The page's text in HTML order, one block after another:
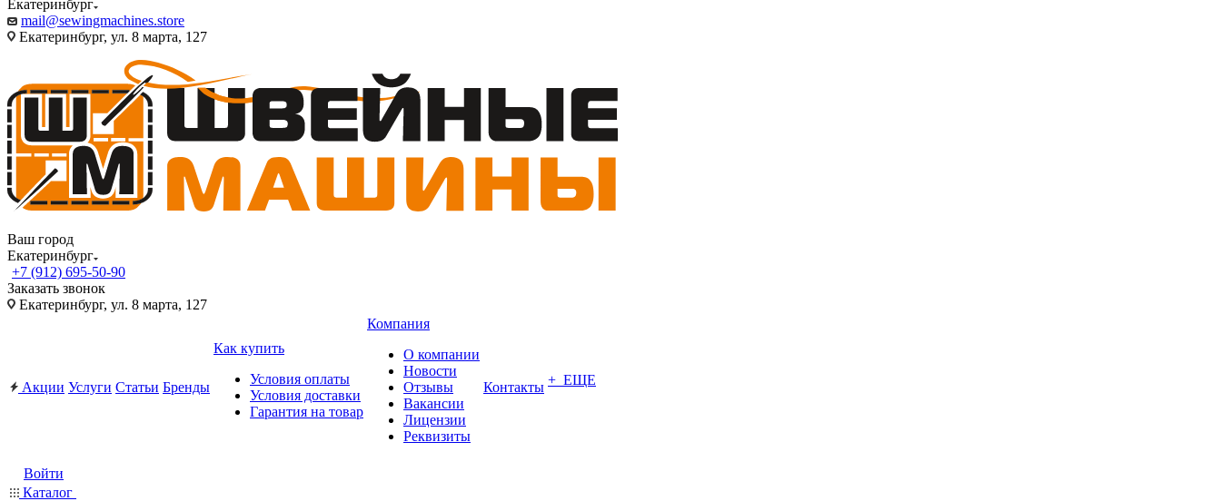
Екатеринбург
mail@sewingmachines.store
Екатеринбург, ул. 8 марта, 127
Ваш город
Екатеринбург
+7 (912) 695-50-90
Заказать звонок
Екатеринбург, ул. 8 марта, 127
Акции Услуги Статьи Бренды
Как купить
Условия оплаты
Условия доставки
Гарантия на товар
Компания
О компании
Новости
Отзывы
Вакансии
Лицензии
Реквизиты
Контакты + ЕЩЕ
Войти
Каталог